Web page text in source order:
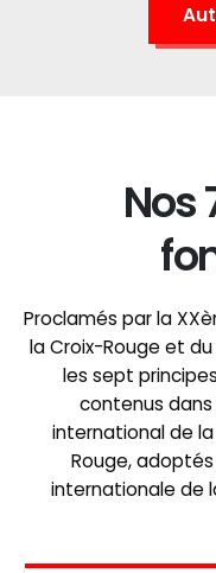
Nos
Proclamés par la
la Croix-Rouge et
les sept
contenus
international de
Rouge,
internationale de